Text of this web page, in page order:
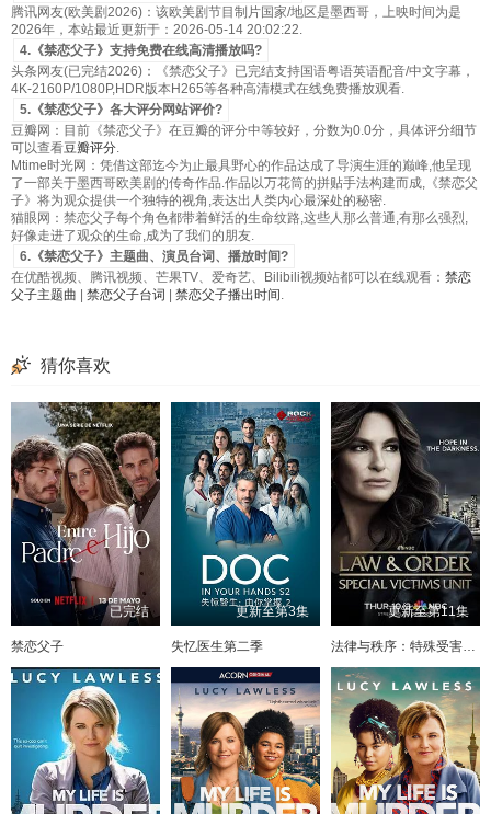
腾讯网友(欧美剧2026)：该欧美剧节目制片国家/地区是墨西哥，上映时间为是
2026年，本站最近更新于：2026-05-14 20:02:22.
4.《禁恋父子》支持免费在线高清播放吗?
头条网友(已完结2026)：《禁恋父子》已完结支持国语粤语英语配音/中文字幕，
4K-2160P/1080P,HDR版本H265等各种高清模式在线免费播放观看.
5.《禁恋父子》各大评分网站评价?
豆瓣网：目前《禁恋父子》在豆瓣的评分中等较好，分数为0.0分，具体评分细节
可以查看豆瓣评分.
Mtime时光网：凭借这部迄今为止最具野心的作品达成了导演生涯的巅峰,他呈现
了一部关于墨西哥欧美剧的传奇作品.作品以万花筒的拼贴手法构建而成,《禁恋父
子》将为观众提供一个独特的视角,表达出人类内心最深处的秘密.
猫眼网：禁恋父子每个角色都带着鲜活的生命纹路,这些人那么普通,有那么强烈,
好像走进了观众的生命,成为了我们的朋友.
6.《禁恋父子》主题曲、演员台词、播放时间?
在优酷视频、腾讯视频、芒果TV、爱奇艺、Bilibili视频站都可以在线观看： 禁恋
父子主题曲
禁恋父子台词 禁恋父子播出时间 .
猜你喜欢
已完结
禁恋父子
更新至第3集
失忆医生第二季
更新至第11集
法律与秩序：特殊受害者第二十七季